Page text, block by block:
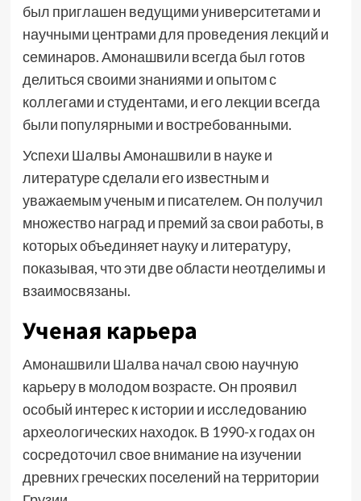
был приглашен ведущими университетами и
научными центрами для проведения лекций и
семинаров. Амонашвили всегда был готов
делиться своими знаниями и опытом с
коллегами и студентами, и его лекции всегда
были популярными и востребованными.
Успехи Шалвы Амонашвили в науке и
литературе сделали его известным и
уважаемым ученым и писателем. Он получил
множество наград и премий за свои работы, в
которых объединяет науку и литературу,
показывая, что эти две области неотделимы и
взаимосвязаны.
Ученая карьера
Амонашвили Шалва начал свою научную
карьеру в молодом возрасте. Он проявил
особый интерес к истории и исследованию
археологических находок. В 1990-х годах он
сосредоточил свое внимание на изучении
древних греческих поселений на территории